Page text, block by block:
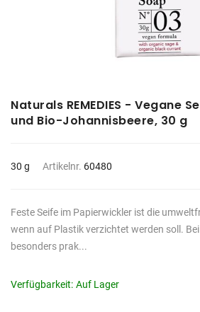
Naturals REMEDIES - Vegane
und Bio-Johannisbeere, 30 g
30 g Artikelnr. 60480
Feste Seife im Papierwickler ist die
wenn auf Plastik verzichtet werden soll.
besonders prak...
Verfügbarkeit: Auf Lager